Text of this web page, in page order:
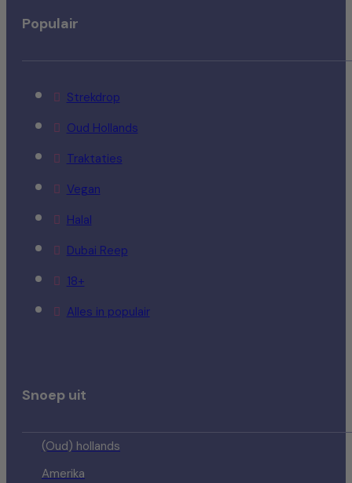
Populair
Strekdrop
Oud Hollands
Traktaties
Vegan
Halal
Dubai Reep
18+
Alles in populair
Snoep uit
(Oud) hollands
Amerika